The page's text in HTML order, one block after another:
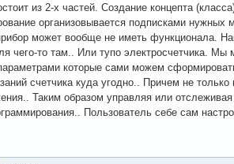
из 2-х частей. Создание концепта
организовывается подписками
может вообще не иметь функционала.
чего-то там.. Или тупо электросчетчика.
которые сами можем
счетчика куда угодно.. Причем не
Таким образом управляя или
Пользователь себе сам